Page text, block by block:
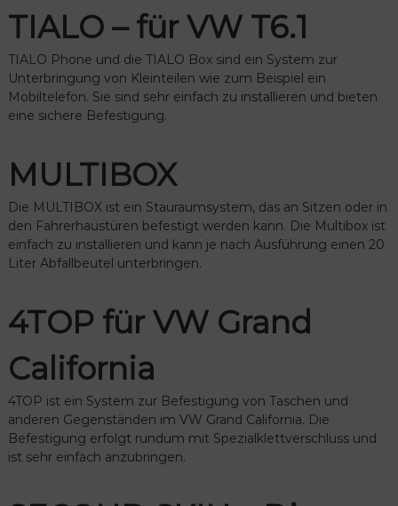
TIALO – für VW T6.1
TIALO Phone und die TIALO Box sind ein System zur
Unterbringung von Kleinteilen wie zum Beispiel ein
Mobiltelefon. Sie sind sehr einfach zu installieren und bieten
eine sichere Befestigung.
MULTIBOX
Die MULTIBOX ist ein Stauraumsystem, das an Sitzen oder in
den Fahrerhaustüren befestigt werden kann. Die Multibox ist
einfach zu installieren und kann je nach Ausführung einen 20
Liter Abfallbeutel unterbringen.
4TOP für VW Grand
California
4TOP ist ein System zur Befestigung von Taschen und
anderen Gegenständen im VW Grand California. Die
Befestigung erfolgt rundum mit Spezialklettverschluss und
ist sehr einfach anzubringen.